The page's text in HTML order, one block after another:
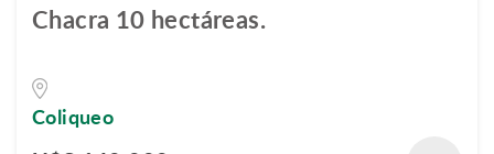
Chacra 10 hectáreas.
Coliqueo